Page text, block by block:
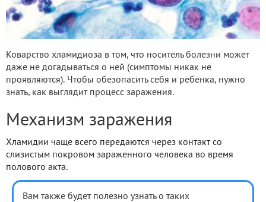
Коварство хламидиоза в том, что носитель болезни может
даже не догадываться о ней (симптомы никак не
проявляются). Чтобы обезопасить себя и ребенка, нужно
знать, как выглядит процесс заражения.
Механизм заражения
Хламидии чаще всего передаются через контакт со
слизистым покровом зараженного человека во время
полового акта.
Вам также будет полезно узнать о таких